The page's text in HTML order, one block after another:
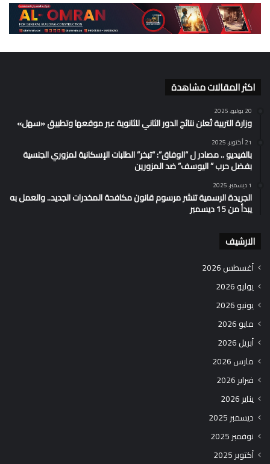
اكثر المقالات مشاهدة
20 يوليو، 2025
وزارة التربية تُعلن نتائج الدور الثاني للثانوية عبر موقعها وتطبيق «سهل»
21 أكتوبر، 2025
بالفيديو .. مصادر ل “الوفاق”: “تبخر” الطلبات الإسكانية لمزوري الجنسية
بفضل حرب ” اليوسف” ضد المزورين
1 ديسمبر، 2025
الجريدة الرسمية تنشر مرسوم قانون مكافحة المخدرات الجديد.. والعمل به
يبدأ من 15 ديسمبر
الارشيف
أغسطس 2026
يوليو 2026
يونيو 2026
مايو 2026
أبريل 2026
مارس 2026
فبراير 2026
يناير 2026
ديسمبر 2025
نوفمبر 2025
أكتوبر 2025